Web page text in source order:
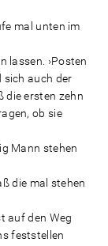
mal unten im
lassen. ›Posten
sich auch der
die ersten zehn
ob sie
Mann stehen
die mal stehen
auf den Weg
feststellen